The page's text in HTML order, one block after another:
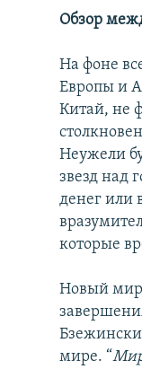
Обзор
На фоне
Европы и
Китай, не
Неужели
звезд над
денег или
которые
Новый
мире. “